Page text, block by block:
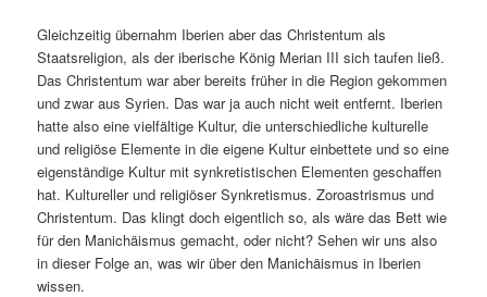
Gleichzeitig übernahm Iberien aber das Christentum als
Staatsreligion, als der iberische König Merian III sich taufen ließ.
Das Christentum war aber bereits früher in die Region gekommen
und zwar aus Syrien. Das war ja auch nicht weit entfernt. Iberien
hatte also eine vielfältige Kultur, die unterschiedliche kulturelle
und religiöse Elemente in die eigene Kultur einbettete und so eine
eigenständige Kultur mit synkretistischen Elementen geschaffen
hat. Kultureller und religiöser Synkretismus. Zoroastrismus und
Christentum. Das klingt doch eigentlich so, als wäre das Bett wie
für den Manichäismus gemacht, oder nicht? Sehen wir uns also
in dieser Folge an, was wir über den Manichäismus in Iberien
wissen.